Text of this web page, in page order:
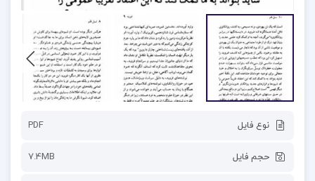
نوع فایل PDF
حجم فایل 7.4MB